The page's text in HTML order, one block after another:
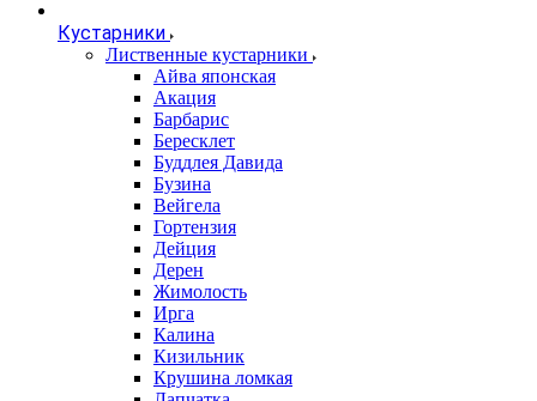
Кустарники
Лиственные кустарники
Айва японская
Акация
Барбарис
Бересклет
Буддлея Давида
Бузина
Вейгела
Гортензия
Дейция
Дерен
Жимолость
Ирга
Калина
Кизильник
Крушина ломкая